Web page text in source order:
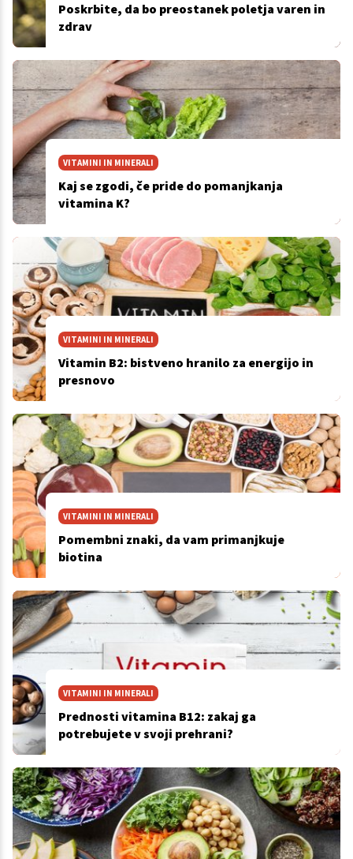
Poskrbite, da bo preostanek poletja varen in
zdrav
VITAMINI IN MINERALI
Kaj se zgodi, če pride do pomanjkanja
vitamina K?
VITAMINI IN MINERALI
Vitamin B2: bistveno hranilo za energijo in
presnovo
VITAMINI IN MINERALI
Pomembni znaki, da vam primanjkuje
biotina
VITAMINI IN MINERALI
Prednosti vitamina B12: zakaj ga
potrebujete v svoji prehrani?